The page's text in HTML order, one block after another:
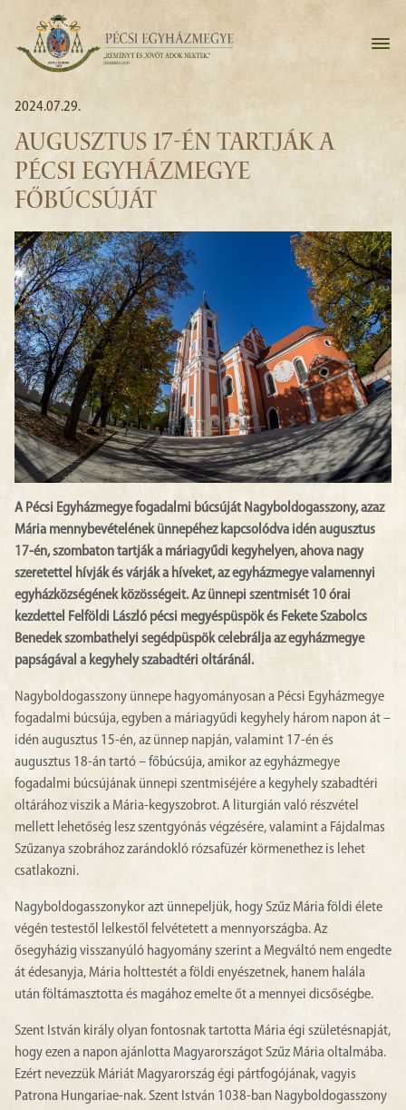
2024.07.29.
AUGUSZTUS 17-ÉN TARTJÁK A
PÉCSI EGYHÁZMEGYE
FŐBÚCSÚJÁT
A Pécsi Egyházmegye fogadalmi búcsúját Nagyboldogasszony, azaz
Mária mennybevételének ünnepéhez kapcsolódva idén augusztus
17-én, szombaton tartják a máriagyűdi kegyhelyen, ahova nagy
szeretettel hívják és várják a híveket, az egyházmegye valamennyi
egyházközségének közösségeit. Az ünnepi szentmisét 10 órai
kezdettel Felföldi László pécsi megyéspüspök és Fekete Szabolcs
Benedek szombathelyi segédpüspök celebrálja az egyházmegye
papságával a kegyhely szabadtéri oltáránál.
Nagyboldogasszony ünnepe hagyományosan a Pécsi Egyházmegye
fogadalmi búcsúja, egyben a máriagyűdi kegyhely három napon át –
idén augusztus 15-én, az ünnep napján, valamint 17-én és
augusztus 18-án tartó – főbúcsúja, amikor az egyházmegye
fogadalmi búcsújának ünnepi szentmiséjére a kegyhely szabadtéri
oltárához viszik a Mária-kegyszobrot. A liturgián való részvétel
mellett lehetőség lesz szentgyónás végzésére, valamint a Fájdalmas
Szűzanya szobrához zarándokló rózsafüzér körmenethez is lehet
csatlakozni.
Nagyboldogasszonykor azt ünnepeljük, hogy Szűz Mária földi élete
végén testestől lelkestől felvétetett a mennyországba. Az
ősegyházig visszanyúló hagyomány szerint a Megváltó nem engedte
át édesanyja, Mária holttestét a földi enyészetnek, hanem halála
után föltámasztotta és magához emelte őt a mennyei dicsőségbe.
Szent István király olyan fontosnak tartotta Mária égi születésnapját,
hogy ezen a napon ajánlotta Magyarországot Szűz Mária oltalmába.
Ezért nevezzük Máriát Magyarország égi pártfogójának, vagyis
Patrona Hungariae-nak. Szent István 1038-ban Nagyboldogasszony